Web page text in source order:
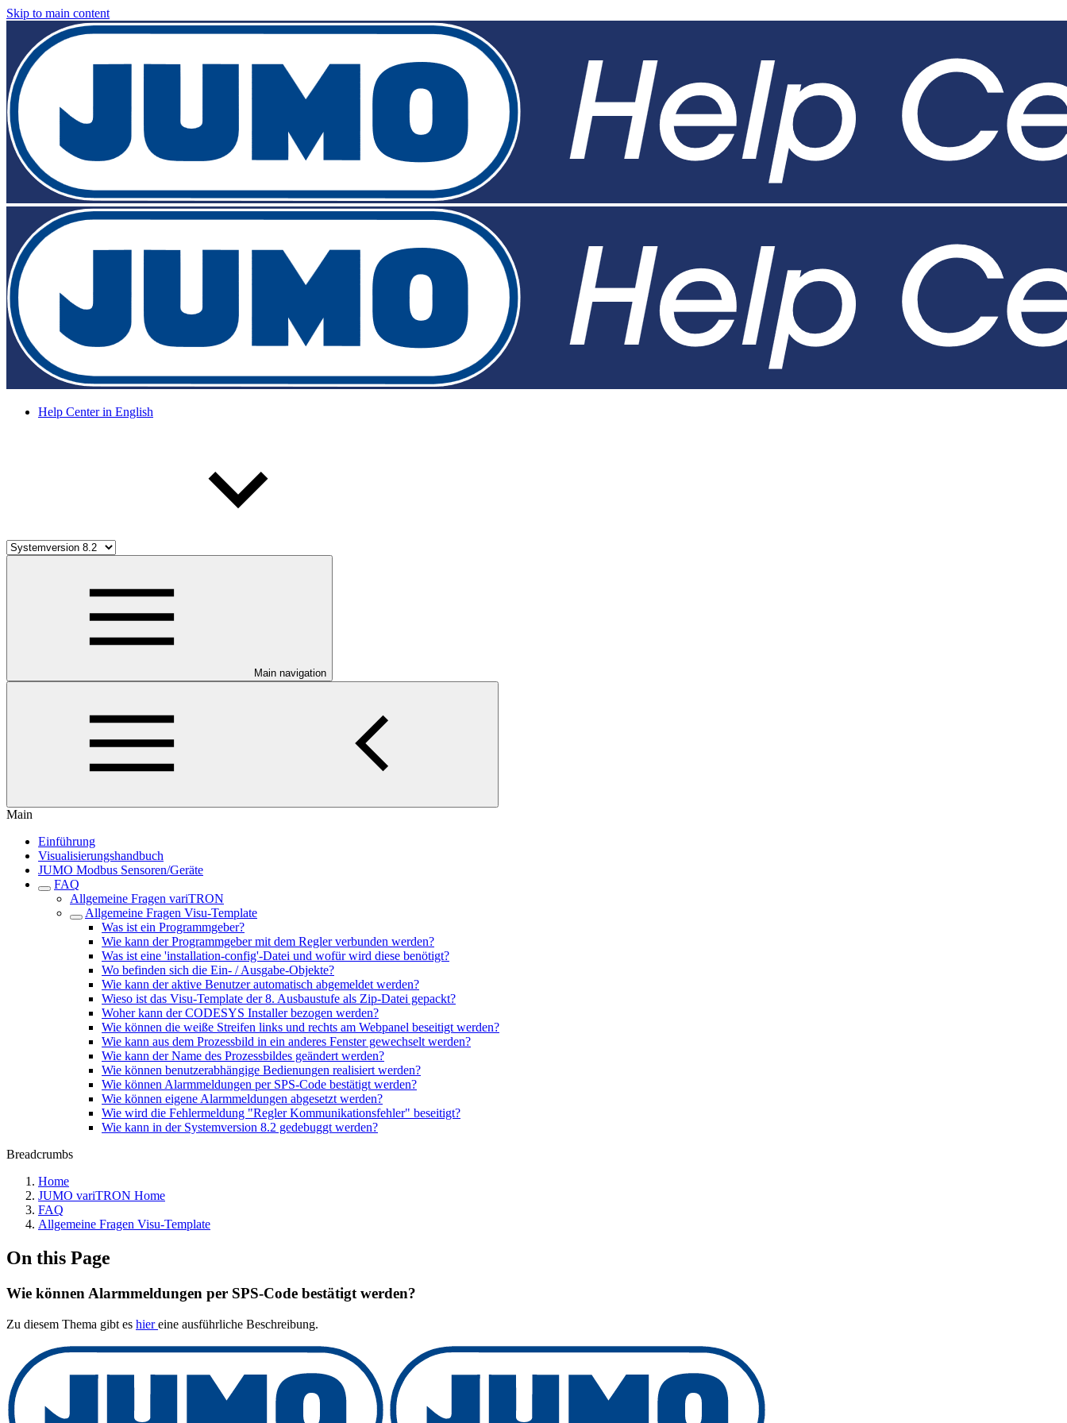
Skip to main content
Help Center in English
Main navigation
Main
Einführung
Visualisierungshandbuch
JUMO Modbus Sensoren/Geräte
FAQ
Allgemeine Fragen variTRON
Allgemeine Fragen Visu-Template
Was ist ein Programmgeber?
Wie kann der Programmgeber mit dem Regler verbunden werden?
Was ist eine 'installation-config'-Datei und wofür wird diese benötigt?
Wo befinden sich die Ein- / Ausgabe-Objekte?
Wie kann der aktive Benutzer automatisch abgemeldet werden?
Wieso ist das Visu-Template der 8. Ausbaustufe als Zip-Datei gepackt?
Woher kann der CODESYS Installer bezogen werden?
Wie können die weiße Streifen links und rechts am Webpanel beseitigt werden?
Wie kann aus dem Prozessbild in ein anderes Fenster gewechselt werden?
Wie kann der Name des Prozessbildes geändert werden?
Wie können benutzerabhängige Bedienungen realisiert werden?
Wie können Alarmmeldungen per SPS-Code bestätigt werden?
Wie können eigene Alarmmeldungen abgesetzt werden?
Wie wird die Fehlermeldung "Regler Kommunikationsfehler" beseitigt?
Wie kann in der Systemversion 8.2 gedebuggt werden?
Breadcrumbs
Home
JUMO variTRON Home
FAQ
Allgemeine Fragen Visu-Template
On this Page
Wie können Alarmmeldungen per SPS-Code bestätigt werden?
Zu diesem Thema gibt es hiereine ausführliche Beschreibung.